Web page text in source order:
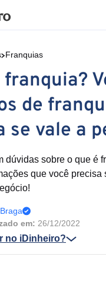
Franquias
franquia?
de
se vale a
dúvidas sobre o que é
que você precisa
em: 26/12/2022
no iDinheiro?